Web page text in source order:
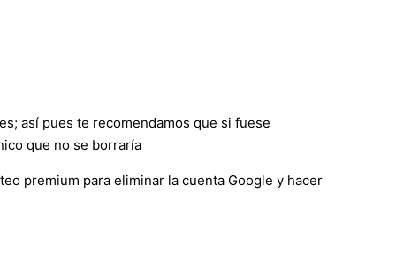
así pues te recomendamos que si fuese
que no se borraría
premium para eliminar la cuenta Google y hacer